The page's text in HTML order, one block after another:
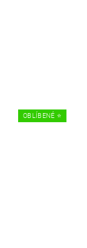
OBLÍBENÉ ⭐️